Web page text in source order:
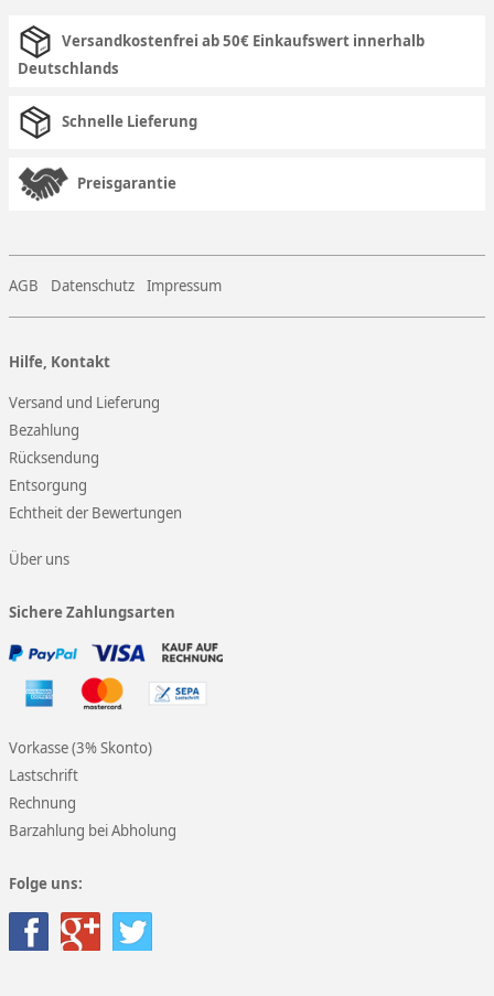
Versandkostenfrei ab 50€ Einkaufswert innerhalb
Deutschlands
Schnelle Lieferung
Preisgarantie
AGB Datenschutz Impressum
Hilfe, Kontakt
Versand und Lieferung
Bezahlung
Rücksendung
Entsorgung
Echtheit der Bewertungen
Über uns
Sichere Zahlungsarten
Vorkasse (3% Skonto)
Lastschrift
Rechnung
Barzahlung bei Abholung
Folge uns: